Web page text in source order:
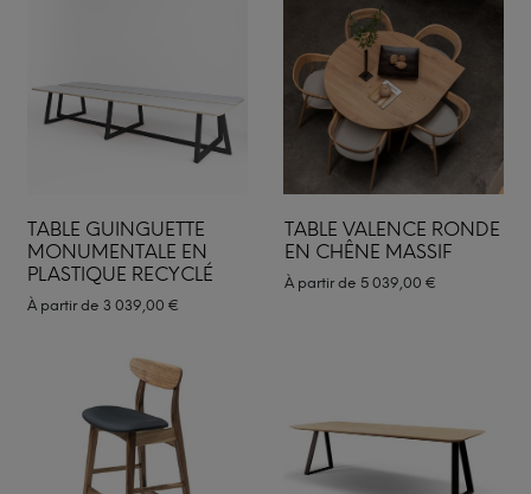
TABLE GUINGUETTE
MONUMENTALE EN
PLASTIQUE RECYCLÉ
À partir de 3 039,00 €
TABLE VALENCE RONDE
EN CHÊNE MASSIF
À partir de 5 039,00 €